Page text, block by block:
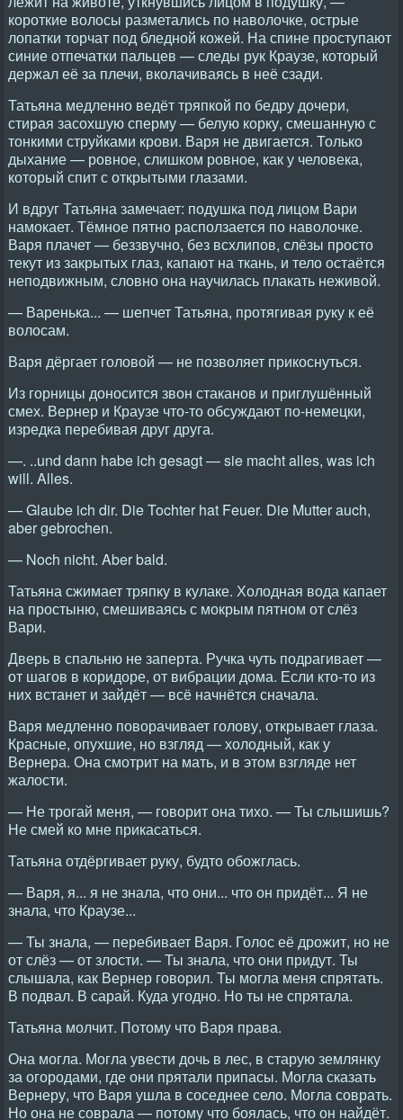
короткие волосы разметались по наволочке, острые
лопатки торчат под бледной кожей. На спине проступают
синие отпечатки пальцев — следы рук Краузе, который
держал её за плечи, вколачиваясь в неё сзади.
Татьяна медленно ведёт тряпкой по бедру дочери,
стирая засохшую сперму — белую корку, смешанную с
тонкими струйками крови. Варя не двигается. Только
дыхание — ровное, слишком ровное, как у человека,
который спит с открытыми глазами.
И вдруг Татьяна замечает: подушка под лицом Вари
намокает. Тёмное пятно расползается по наволочке.
Варя плачет — беззвучно, без всхлипов, слёзы просто
текут из закрытых глаз, капают на ткань, и тело остаётся
неподвижным, словно она научилась плакать неживой.
— Варенька... — шепчет Татьяна, протягивая руку к её
волосам.
Варя дёргает головой — не позволяет прикоснуться.
Из горницы доносится звон стаканов и приглушённый
смех. Вернер и Краузе что-то обсуждают по-немецки,
изредка перебивая друг друга.
—. ..und dann habe ich gesagt — sie macht alles, was ich
will. Alles.
— Glaube ich dir. Die Tochter hat Feuer. Die Mutter auch,
aber gebrochen.
— Noch nicht. Aber bald.
Татьяна сжимает тряпку в кулаке. Холодная вода капает
на простыню, смешиваясь с мокрым пятном от слёз
Вари.
Дверь в спальню не заперта. Ручка чуть подрагивает —
от шагов в коридоре, от вибрации дома. Если кто-то из
них встанет и зайдёт — всё начнётся сначала.
Варя медленно поворачивает голову, открывает глаза.
Красные, опухшие, но взгляд — холодный, как у
Вернера. Она смотрит на мать, и в этом взгляде нет
жалости.
— Не трогай меня, — говорит она тихо. — Ты слышишь?
Не смей ко мне прикасаться.
Татьяна отдёргивает руку, будто обожглась.
— Варя, я... я не знала, что они... что он придёт... Я не
знала, что Краузе...
— Ты знала, — перебивает Варя. Голос её дрожит, но не
от слёз — от злости. — Ты знала, что они придут. Ты
слышала, как Вернер говорил. Ты могла меня спрятать.
В подвал. В сарай. Куда угодно. Но ты не спрятала.
Татьяна молчит. Потому что Варя права.
Она могла. Могла увести дочь в лес, в старую землянку
за огородами, где они прятали припасы. Могла сказать
Вернеру, что Варя ушла в соседнее село. Могла соврать.
Но она не соврала — потому что боялась, что он найдёт.